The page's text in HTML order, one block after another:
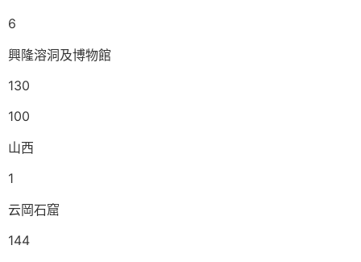
6
興隆溶洞及博物館
130
100
山西
1
云岡石窟
144